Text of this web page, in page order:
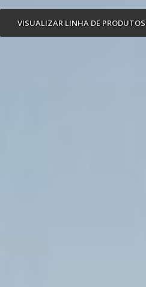
VISUALIZAR LINHA DE PRODUTOS